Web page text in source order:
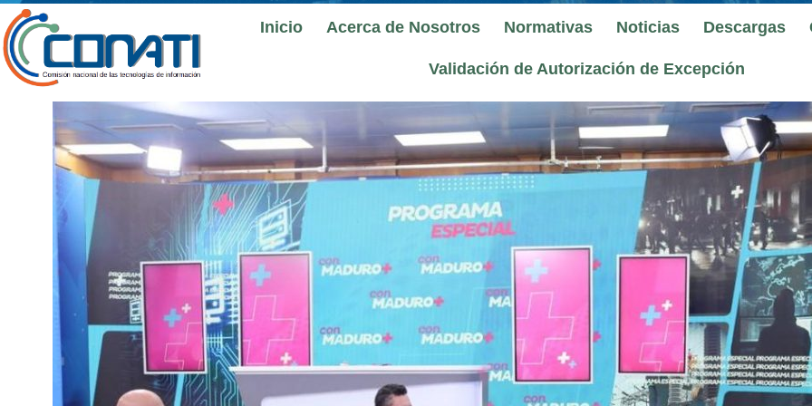
Inicio Acerca de Nosotros Normativas Noticias Descargas
Validación de Autorización de Excepción